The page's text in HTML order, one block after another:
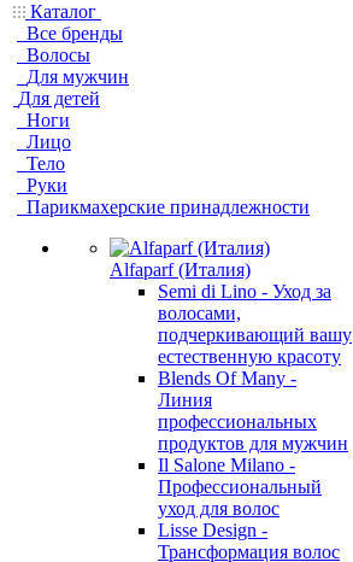
Каталог
Все бренды
Волосы
Для мужчин
Для детей
Ноги
Лицо
Тело
Руки
Парикмахерские принадлежности
Alfaparf (Италия)
Semi di Lino - Уход за
волосами,
подчеркивающий вашу
естественную красоту
Blends Of Many -
Линия
профессиональных
продуктов для мужчин
Il Salone Milano -
Профессиональный
уход для волос
Lisse Design -
Трансформация волос